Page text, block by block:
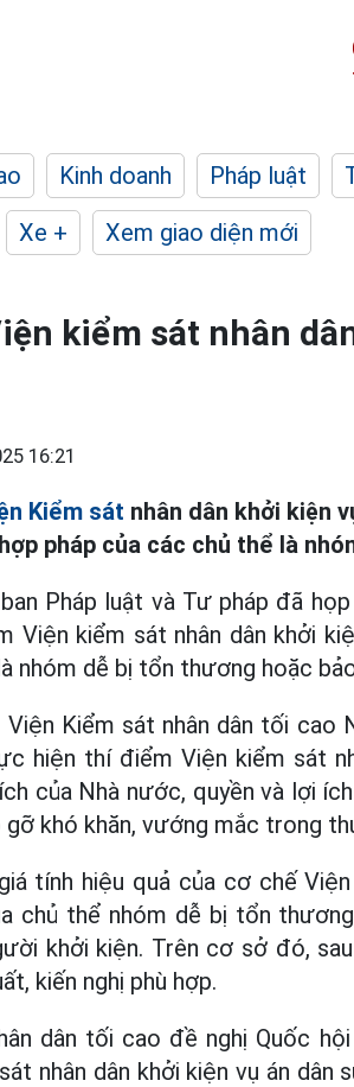
Kinh doanh Pháp luật
Xe + Xem giao diện mới
kiểm sát nhân
16:21
Kiểm sát nhân dân khởi kiện
pháp của các chủ thể là
Pháp luật và Tư pháp đã
Viện kiểm sát nhân dân khởi
nhóm dễ bị tổn thương hoặc
Kiểm sát nhân dân tối cao
hiện thí điểm Viện kiểm sát
của Nhà nước, quyền và lợi
khó khăn, vướng mắc trong
tính hiệu quả của cơ chế
chủ thể nhóm dễ bị tổn
khởi kiện. Trên cơ sở đó,
kiến nghị phù hợp.
dân tối cao đề nghị Quốc
nhân dân khởi kiện vụ án